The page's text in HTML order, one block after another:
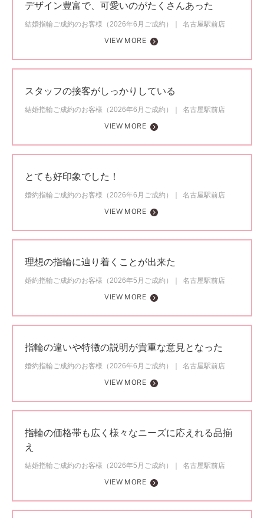
デザイン豊富で、可愛いのがたくさんあった
結婚指輪ご成約のお客様（2026年6月ご成約）
名古屋駅前店
VIEW MORE
スタッフの接客がしっかりしている
結婚指輪ご成約のお客様（2026年6月ご成約）
名古屋駅前店
VIEW MORE
とても好印象でした！
婚約指輪ご成約のお客様（2026年6月ご成約）
名古屋駅前店
VIEW MORE
理想の指輪に辿り着くことが出来た
婚約指輪ご成約のお客様（2026年5月ご成約）
名古屋駅前店
VIEW MORE
指輪の違いや特徴の説明が貴重な意見となった
婚約指輪ご成約のお客様（2026年6月ご成約）
名古屋駅前店
VIEW MORE
指輪の価格帯も広く様々なニーズに応えれる品揃
え
結婚指輪ご成約のお客様（2026年5月ご成約）
名古屋駅前店
VIEW MORE